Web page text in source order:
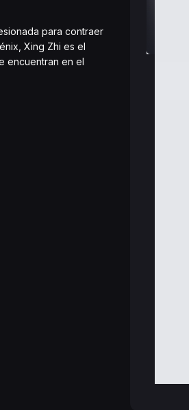
para contraer
Xing Zhi es el
encuentran en el